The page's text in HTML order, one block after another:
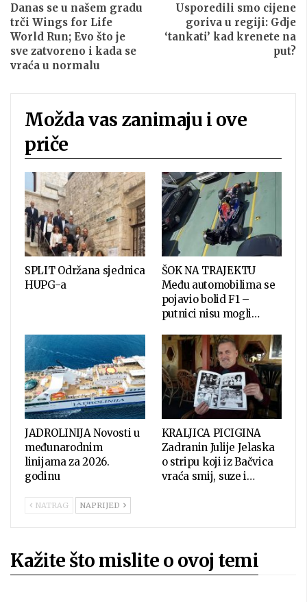
Danas se u našem gradu
trči Wings for Life
World Run; Evo što je
sve zatvoreno i kada se
vraća u normalu
Usporedili smo cijene
goriva u regiji: Gdje
‘tankati’ kad krenete na
put?
Možda vas zanimaju i ove
priče
SPLIT Održana sjednica
HUPG-a
ŠOK NA TRAJEKTU
Među automobilima se
pojavio bolid F1 –
putnici nisu mogli…
JADROLINIJA Novosti u
međunarodnim
linijama za 2026.
godinu
KRALJICA PICIGINA
Zadranin Julije Jelaska
o stripu koji iz Bačvica
vraća smij, suze i…
NATRAG NAPRIJED
Kažite što mislite o ovoj temi